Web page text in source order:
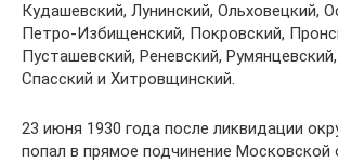
Кудашевский, Лунинский, Ольховецкий,
Петро-Избищенский, Покровский,
Пусташевский, Реневский,
Спасский и Хитровщинский.
23 июня 1930 года после ликвидации
попал в прямое подчинение Московской